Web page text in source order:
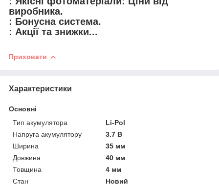
виробника.
: Бонусна система.
: Акції та знижки...
Приховати
Характеристики
Основні
Тип акумулятора
Li-Pol
Напруга акумулятору
3.7 В
Ширина
35 мм
Довжина
40 мм
Товщина
4 мм
Стан
Новий